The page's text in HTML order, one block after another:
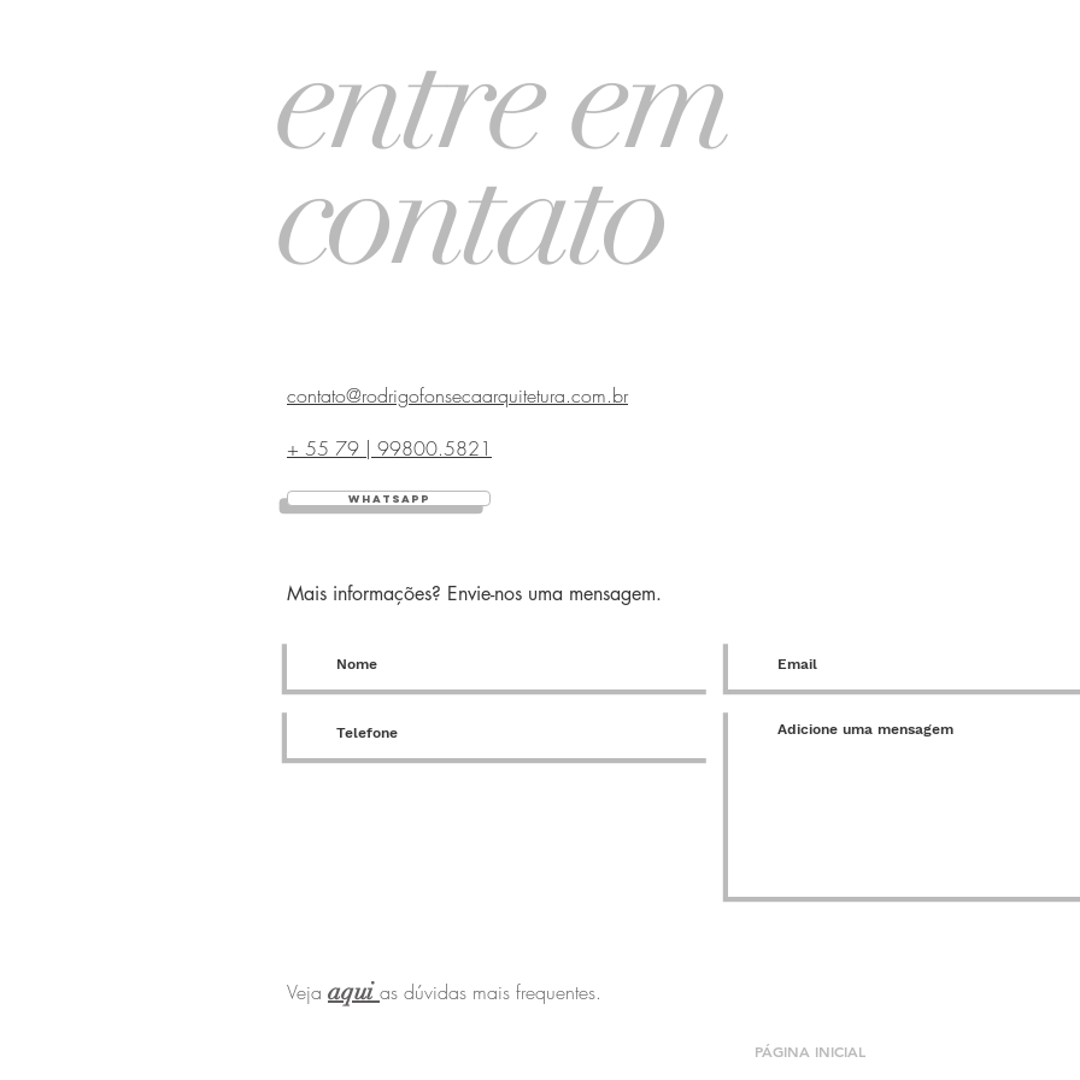
entre em
contato
contato@rodrigofonsecaarquitetura.com.br
+ 55 79 | 99800.5821
whatsapp
Mais informações? Envie-nos uma mensagem.
Veja aqui as dúvidas mais frequentes.
PÁGINA INICIAL